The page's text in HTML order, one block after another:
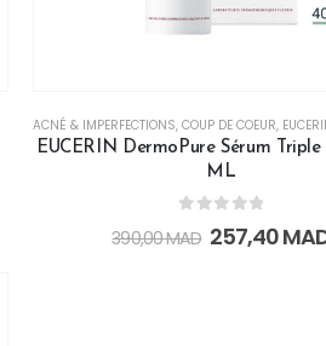
,MASQUES & GOMMAGES,PAR ACTION
ACNÉ & IMPERFECTIONS, COUP DE COEUR,
EUCERIN DermoPure Sérum
ML
out of 5
390,00MAD 257,40